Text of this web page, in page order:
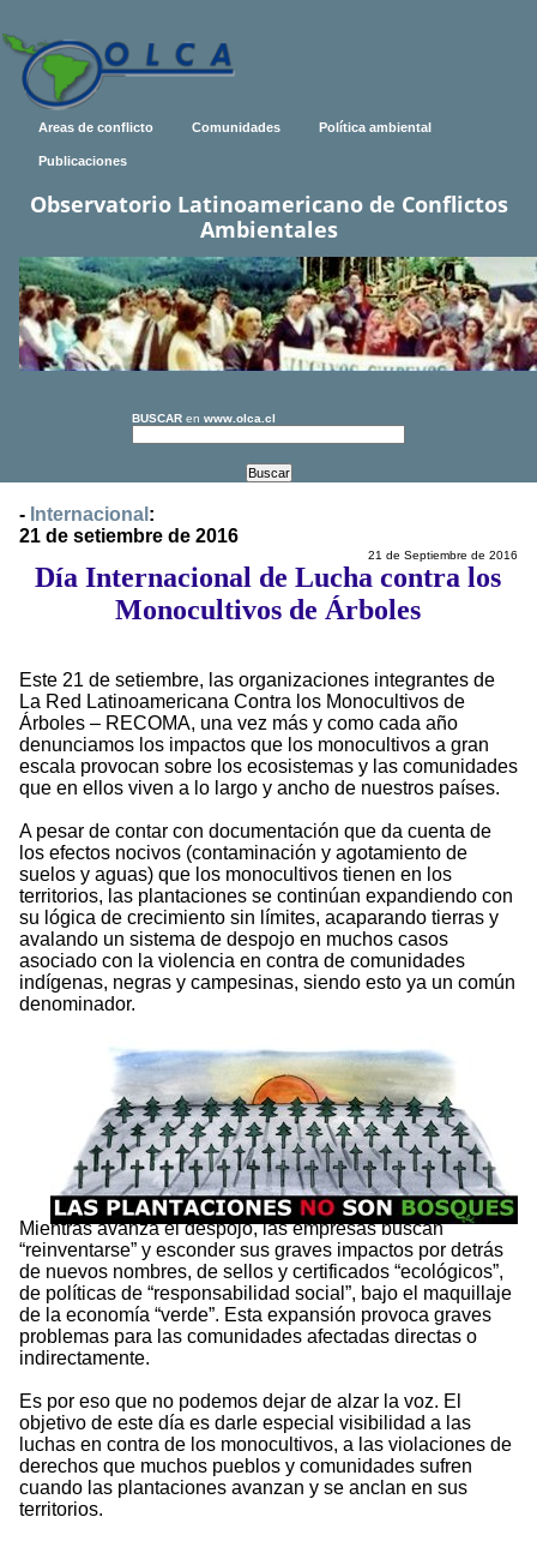
Areas de conflicto Comunidades Política ambiental
Publicaciones
Observatorio Latinoamericano de Conflictos
Ambientales
BUSCAR en www.olca.cl
- Internacional :
21 de setiembre de 2016
21 de Septiembre de 2016
Día Internacional de Lucha contra los
Monocultivos de Árboles
Este 21 de setiembre, las organizaciones integrantes de
La Red Latinoamericana Contra los Monocultivos de
Árboles – RECOMA, una vez más y como cada año
denunciamos los impactos que los monocultivos a gran
escala provocan sobre los ecosistemas y las comunidades
que en ellos viven a lo largo y ancho de nuestros países.
A pesar de contar con documentación que da cuenta de
los efectos nocivos (contaminación y agotamiento de
suelos y aguas) que los monocultivos tienen en los
territorios, las plantaciones se continúan expandiendo con
su lógica de crecimiento sin límites, acaparando tierras y
avalando un sistema de despojo en muchos casos
asociado con la violencia en contra de comunidades
indígenas, negras y campesinas, siendo esto ya un común
denominador.
Mientras avanza el despojo, las empresas buscan
“reinventarse” y esconder sus graves impactos por detrás
de nuevos nombres, de sellos y certificados “ecológicos”,
de políticas de “responsabilidad social”, bajo el maquillaje
de la economía “verde”. Esta expansión provoca graves
problemas para las comunidades afectadas directas o
indirectamente.
Es por eso que no podemos dejar de alzar la voz. El
objetivo de este día es darle especial visibilidad a las
luchas en contra de los monocultivos, a las violaciones de
derechos que muchos pueblos y comunidades sufren
cuando las plantaciones avanzan y se anclan en sus
territorios.